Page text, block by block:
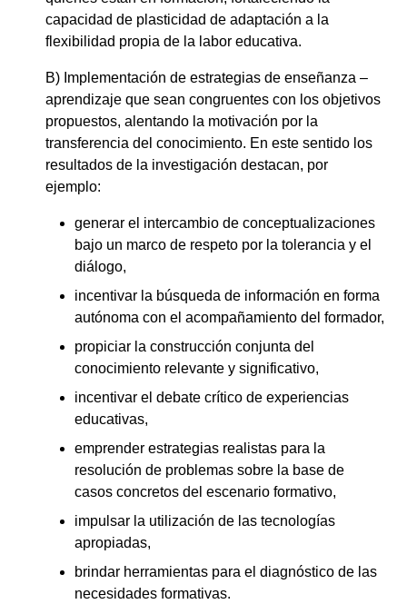
capacidad de plasticidad de adaptación a la
flexibilidad propia de la labor educativa.
B) Implementación de estrategias de enseñanza –
aprendizaje que sean congruentes con los objetivos
propuestos, alentando la motivación por la
transferencia del conocimiento. En este sentido los
resultados de la investigación destacan, por
ejemplo:
generar el intercambio de conceptualizaciones
bajo un marco de respeto por la tolerancia y el
diálogo,
incentivar la búsqueda de información en forma
autónoma con el acompañamiento del formador,
propiciar la construcción conjunta del
conocimiento relevante y significativo,
incentivar el debate crítico de experiencias
educativas,
emprender estrategias realistas para la
resolución de problemas sobre la base de
casos concretos del escenario formativo,
impulsar la utilización de las tecnologías
apropiadas,
brindar herramientas para el diagnóstico de las
necesidades formativas.